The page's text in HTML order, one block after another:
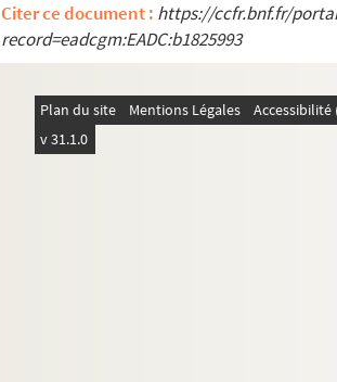
Citer ce document : https://ccfr.bnf.fr/
record=eadcgm:EADC:b1825993
Plan du site Mentions Légales
v 31.1.0